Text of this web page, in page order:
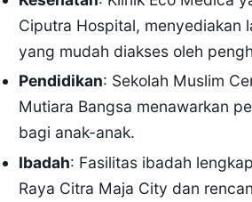
Ciputra Hospital, menyediakan
yang mudah diakses oleh
Pendidikan: Sekolah Muslim
Mutiara Bangsa menawarkan
bagi anak-anak.
Ibadah: Fasilitas ibadah
Raya Citra Maja City dan